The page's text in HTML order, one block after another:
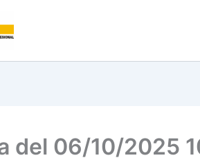
del 06/10/2025